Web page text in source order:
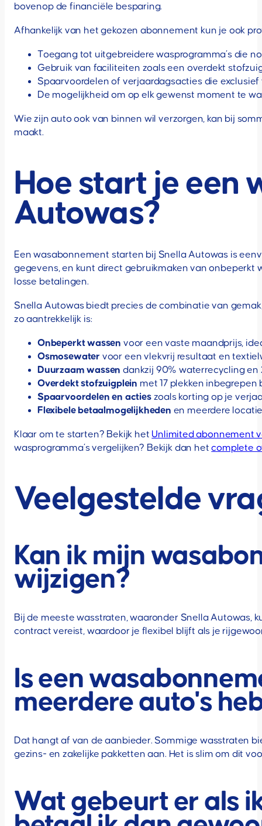
bovenop de financiële besparing.
Afhankelijk van het gekozen abonnement kun je ook
Toegang tot uitgebreidere wasprogramma’s die
Gebruik van faciliteiten zoals een overdekt
Spaarvoordelen of verjaardagsacties die
De mogelijkheid om op elk gewenst moment te
Wie zijn auto ook van binnen wil verzorgen, kan bij
maakt.
Hoe start je een
Autowas?
Een wasabonnement starten bij Snella Autowas is
gegevens, en kunt direct gebruikmaken van onbeperkt
losse betalingen.
Snella Autowas biedt precies de combinatie van
zo aantrekkelijk is:
Onbeperkt wassen voor een vaste maandprijs,
Osmosewater voor een vlekvrij resultaat en
Duurzaam wassen dankzij 90% waterrecycling
Overdekt stofzuigplein met 17 plekken inbegrepen
Spaarvoordelen en actieszoals korting op je
Flexibele betaalmogelijkheden en meerdere
Klaar om te starten? Bekijk het Unlimited abonnement
wasprogramma’s vergelijken? Bekijk dan hetcomplete
Veelgestelde
Kan ik mijn
wijzigen?
Bij de meeste wasstraten, waaronder Snella Autowas,
contract vereist, waardoor je flexibel blijft als je
Is een
meerdere auto's
Dat hangt af van de aanbieder. Sommige wasstraten
gezins- en zakelijke pakketten aan. Het is slim om dit
Wat gebeurt er als